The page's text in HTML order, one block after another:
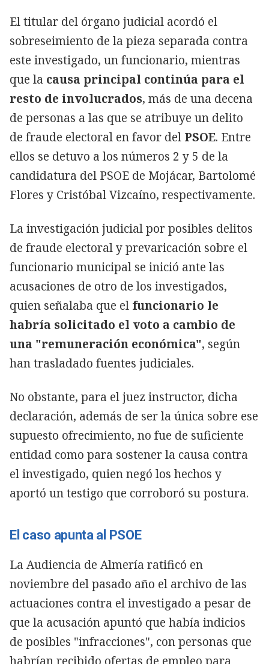
El titular del órgano judicial acordó el
sobreseimiento de la pieza separada contra
este investigado, un funcionario, mientras
que la causa principal continúa para el
resto de involucrados, más de una decena
de personas a las que se atribuye un delito
de fraude electoral en favor del PSOE. Entre
ellos se detuvo a los números 2 y 5 de la
candidatura del PSOE de Mojácar, Bartolomé
Flores y Cristóbal Vizcaíno, respectivamente.
La investigación judicial por posibles delitos
de fraude electoral y prevaricación sobre el
funcionario municipal se inició ante las
acusaciones de otro de los investigados,
quien señalaba que el funcionario le
habría solicitado el voto a cambio de
una "remuneración económica", según
han trasladado fuentes judiciales.
No obstante, para el juez instructor, dicha
declaración, además de ser la única sobre ese
supuesto ofrecimiento, no fue de suficiente
entidad como para sostener la causa contra
el investigado, quien negó los hechos y
aportó un testigo que corroboró su postura.
El caso apunta al PSOE
La Audiencia de Almería ratificó en
noviembre del pasado año el archivo de las
actuaciones contra el investigado a pesar de
que la acusación apuntó que había indicios
de posibles "infracciones", con personas que
habrían recibido ofertas de empleo para